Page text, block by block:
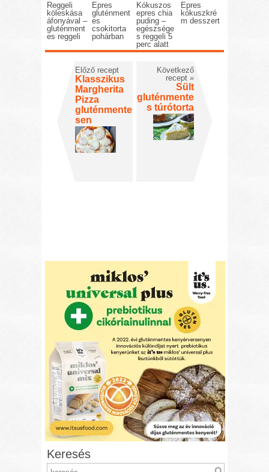
Reggeli
köleskása
áfonyával –
gluténment
es reggeli
Epres
gluténment
es
csokitorta
pohárban
Kókuszos
epres chia
puding –
egészsége
s reggeli 5
perc alatt
Epres
kókuszkré
m desszert
Előző recept
Klasszikus
Margherita
Pizza
gluténmente
sen
Következő
recept »
Sült
gluténmente
s túrótorta
Keresés